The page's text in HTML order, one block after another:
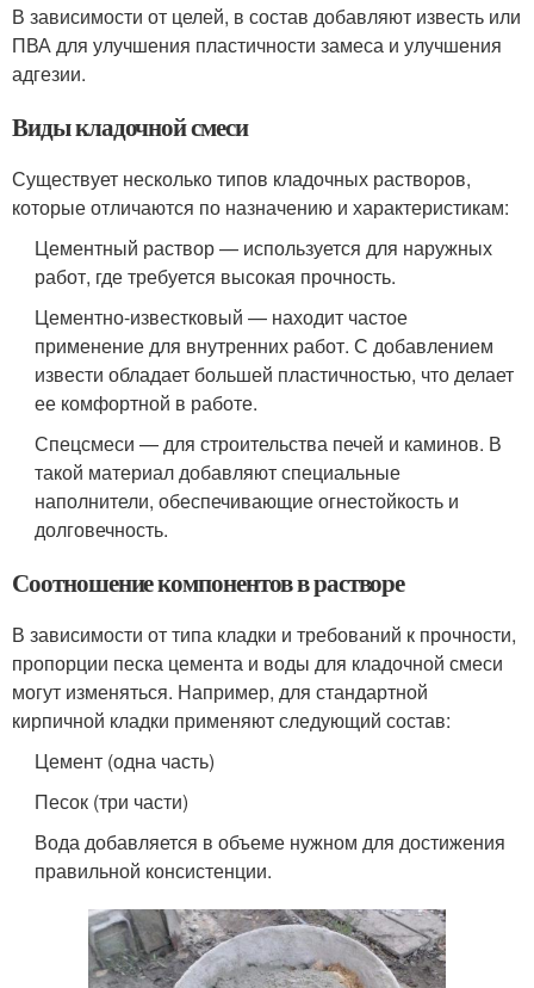
В зависимости от целей, в состав добавляют известь или
ПВА для улучшения пластичности замеса и улучшения
адгезии.
Виды кладочной смеси
Существует несколько типов кладочных растворов,
которые отличаются по назначению и характеристикам:
Цементный раствор — используется для наружных
работ, где требуется высокая прочность.
Цементно-известковый — находит частое
применение для внутренних работ. С добавлением
извести обладает большей пластичностью, что делает
ее комфортной в работе.
Спецсмеси — для строительства печей и каминов. В
такой материал добавляют специальные
наполнители, обеспечивающие огнестойкость и
долговечность.
Соотношение компонентов в растворе
В зависимости от типа кладки и требований к прочности,
пропорции песка цемента и воды для кладочной смеси
могут изменяться. Например, для стандартной
кирпичной кладки применяют следующий состав:
Цемент (одна часть)
Песок (три части)
Вода добавляется в объеме нужном для достижения
правильной консистенции.